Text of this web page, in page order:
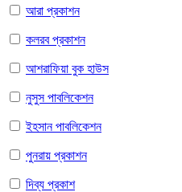
আরা প্রকাশন
কলরব প্রকাশন
আশরাফিয়া বুক হাউস
নুসুস পাবলিকেশন
ইহসান পাবলিকেশন
পুনরায় প্রকাশন
দিব্য প্রকাশ